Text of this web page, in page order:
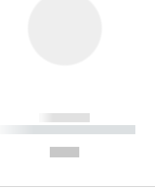
------------
----------- ----------- ----------